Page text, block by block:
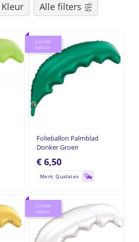
Kleur Alle filters
Zonder
helium
Folieballon Palmblad
Donker Groen
€ 6,50
Merk: Qualatex
Zonder
helium